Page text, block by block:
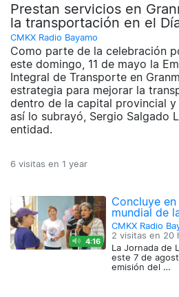
Prestan servicios en
la transportación en el
CMKX Radio Bayamo
Como parte de la celebración
este domingo, 11 de mayo la
Integral de Transporte en
estrategia para mejorar la
dentro de la capital provincial
así lo subrayó, Sergio Salgado
entidad.
6 visitas en 1 year
4:16
Concluye en
mundial de
CMKX Radio
2 visitas en 20
La Jornada de
este 7 de
emisión del …